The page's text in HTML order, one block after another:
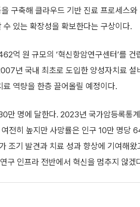
구축해 클라우드 기반 진료 프로세스
있는 확장성을 확보한다는 구상이다.
억 원 규모의 ‘혁신항암연구센터’를
년 국내 최초로 도입한 양성자치료
역량을 한층 끌어올릴 예정이다.
만 명에 달한다. 2023년 국가암등록통
전히 높지만 사망률은 인구 10만 명당
조기 발견과 치료 성과 향상에 기여해
구 인프라 전반에서 혁신을 멈추지 않겠